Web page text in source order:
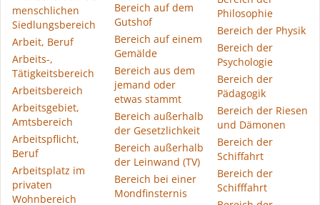
menschlichen
Siedlungsbereich
Arbeit, Beruf
Arbeits-,
Tätigkeitsbereich
Arbeitsbereich
Arbeitsgebiet,
Amtsbereich
Arbeitspflicht,
Beruf
Arbeitsplatz im
privaten
Wohnbereich
Bereich auf dem
Gutshof
Bereich auf einem
Gemälde
Bereich aus dem
jemand oder
etwas stammt
Bereich außerhalb
der Gesetzlichkeit
Bereich außerhalb
der Leinwand (TV)
Bereich bei einer
Mondfinsternis
Philosophie
Bereich der Physik
Bereich der
Psychologie
Bereich der
Pädagogik
Bereich der Riesen
und Dämonen
Bereich der
Schiffahrt
Bereich der
Schifffahrt